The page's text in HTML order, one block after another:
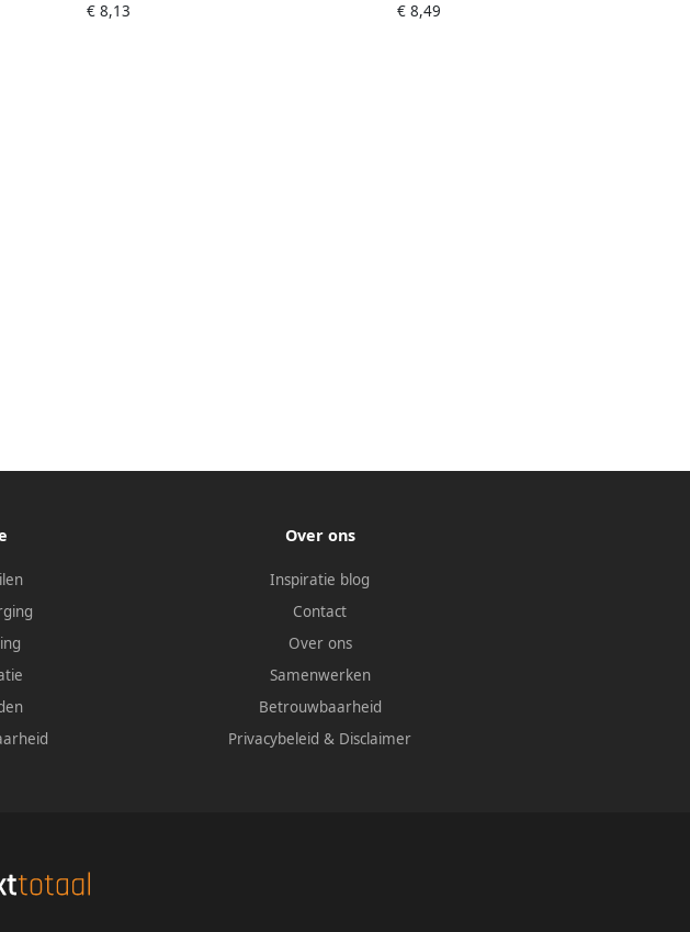
€ 8,13
€ 8,49
Over ons
Inspiratie blog
Contact
Over ons
Samenwerken
Betrouwbaarheid
Privacybeleid & Disclaimer